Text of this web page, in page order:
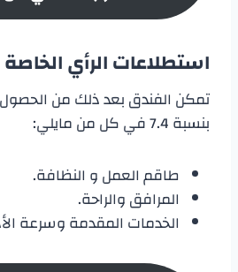
استطلاعات الرأي الخاصة
تمكن الفندق بعد ذلك من
بنسبة 7.4 في كل من مايلي:
طاقم العمل و النظافة.
المرافق والراحة.
الخدمات المقدمة وسرعة